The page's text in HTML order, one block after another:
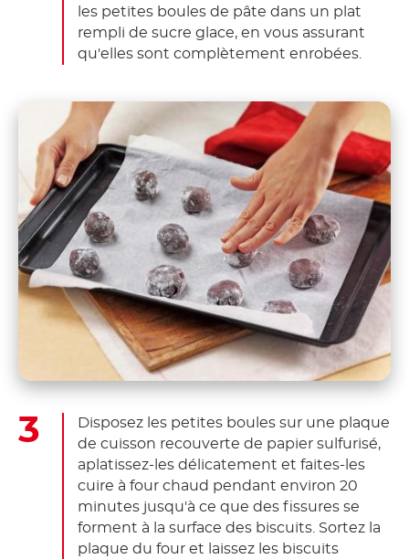
les petites boules de pâte dans un plat
rempli de sucre glace, en vous assurant
qu'elles sont complètement enrobées.
Disposez les petites boules sur une plaque
de cuisson recouverte de papier sulfurisé,
aplatissez-les délicatement et faites-les
cuire à four chaud pendant environ 20
minutes jusqu'à ce que des fissures se
forment à la surface des biscuits. Sortez la
plaque du four et laissez les biscuits